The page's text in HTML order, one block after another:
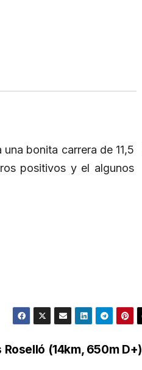
bonita carrera de 11,5
positivos y el algunos
(14km, 650m D+)